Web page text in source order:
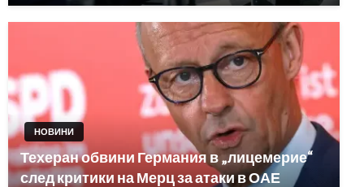
НОВИНИ
Техеран обвини Германия в „лицемерие“
след критики на Мерц за атаки в ОАЕ